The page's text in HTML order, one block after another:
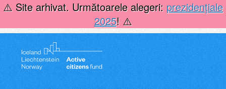
Skip
to
⚠️ Site arhivat. Următoarele alegeri: prezidențiale
2025! ⚠️